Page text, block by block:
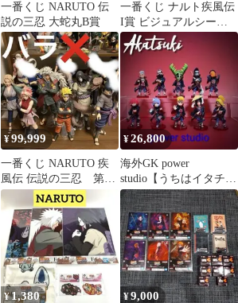
一番くじ NARUTO 伝
説の三忍 大蛇丸B賞
一番くじ ナルト疾風伝
I賞 ビジュアルシート
サスケ 大蛇丸
¥99,999
一番くじ NARUTO 疾
風伝 伝説の三忍 第七
班 フィギュア
¥26,800
海外GK power
studio【うちはイタチ】
スタジオ ナルト 暁 zero
¥1,380 ¥9,000